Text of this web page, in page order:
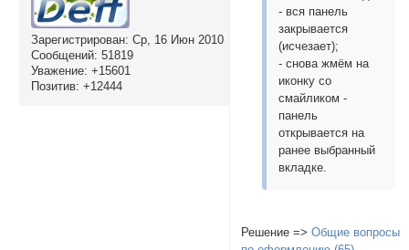
Зарегистрирован: Ср, 16 Июн 2010
Сообщений: 51819
Уважение: +15601
Позитив: +12444
- вся панель
закрывается
(исчезает);
- снова жмём на
иконку со
смайликом -
панель
открывается на
ранее выбранный
вкладке.
Решение =>Общие вопросы